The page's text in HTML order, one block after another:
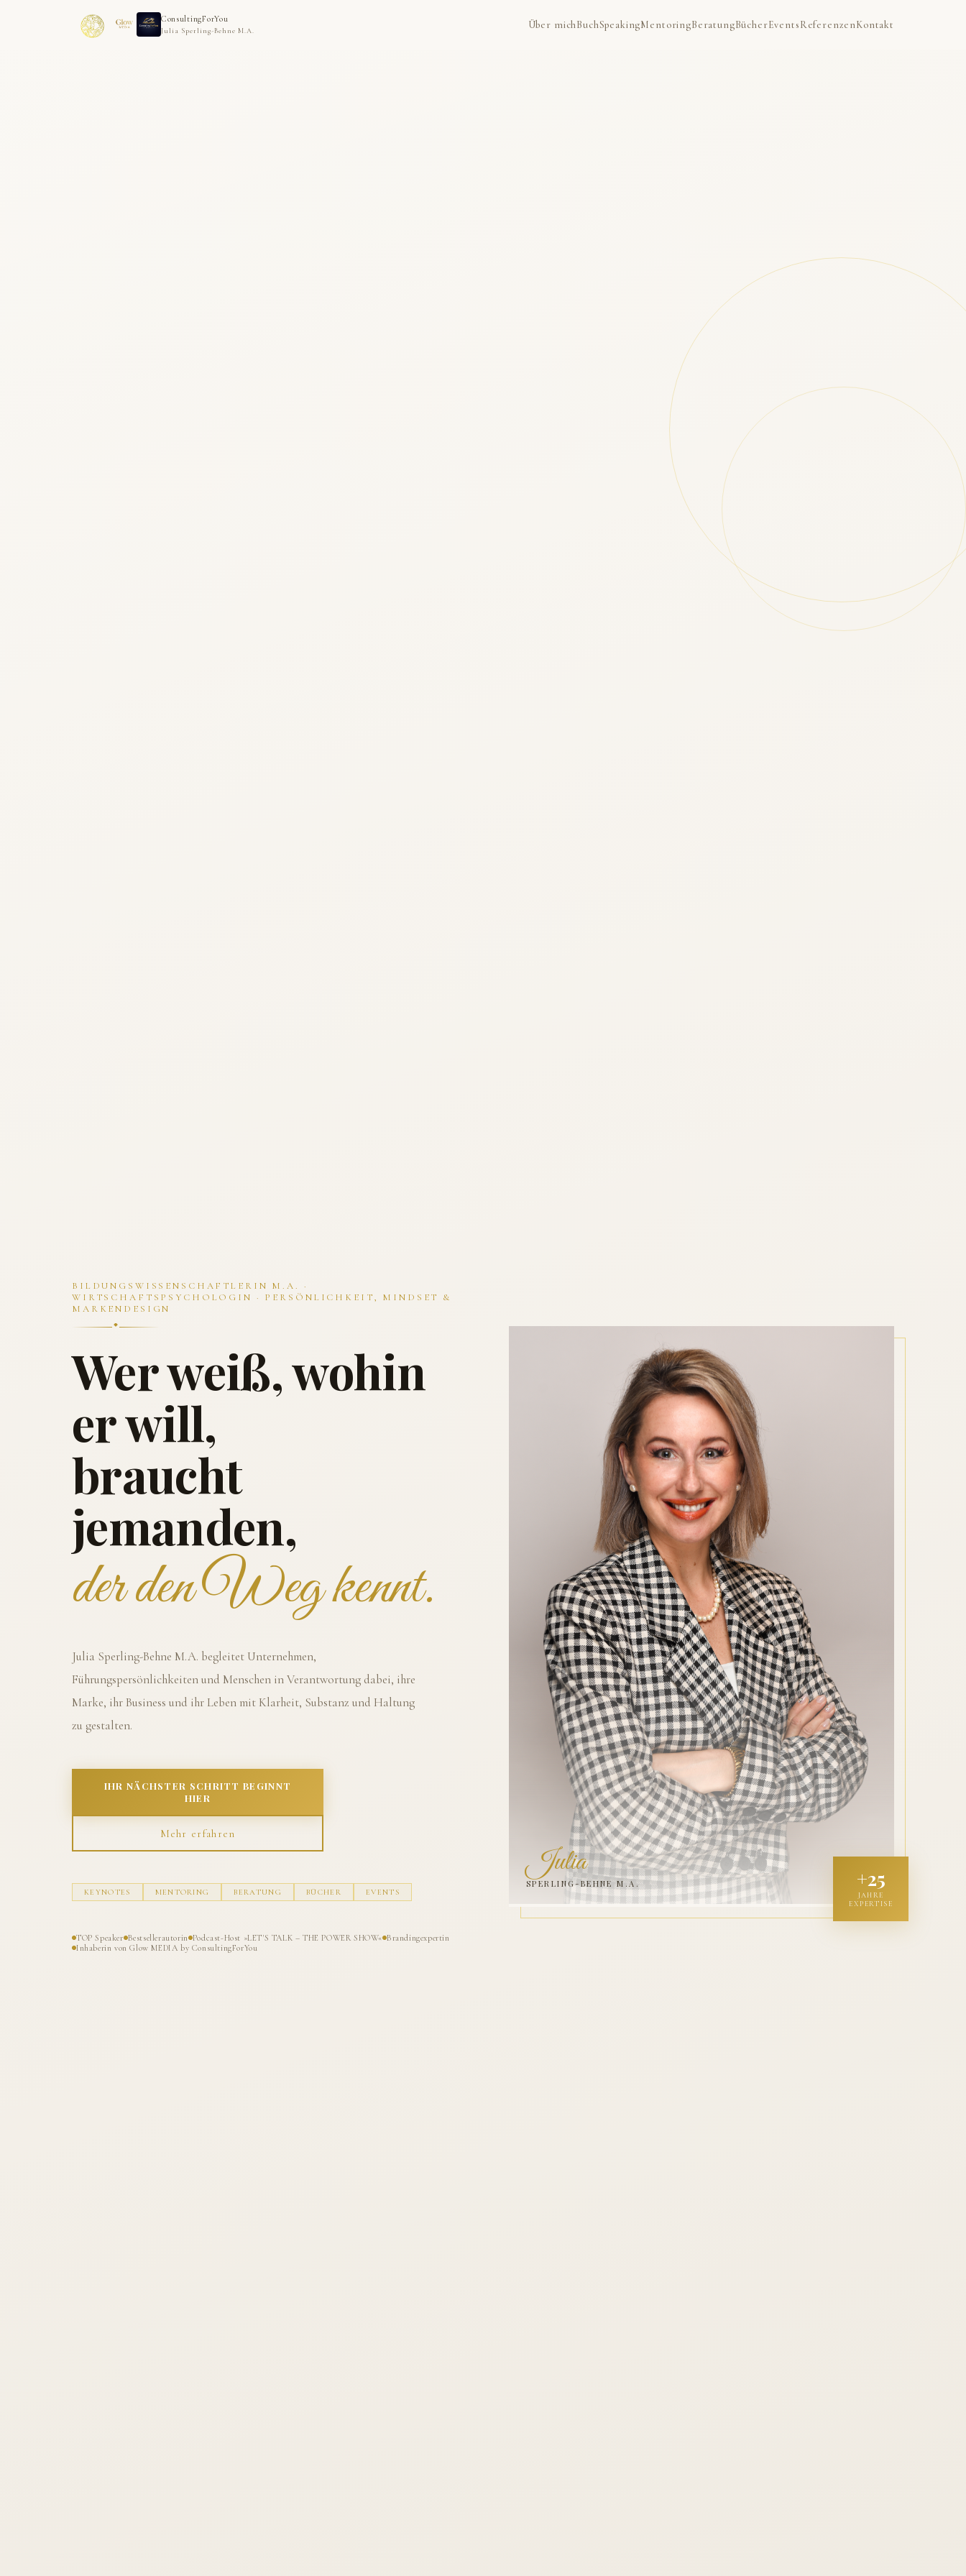
ConsultingForYou
Julia Sperling-Behne M.A.
Über michBuchSpeakingMentoringBeratungBücherEventsReferenzenKontakt
BILDUNGSWISSENSCHAFTLERIN M.A. ·
WIRTSCHAFTSPSYCHOLOGIN · PERSÖNLICHKEIT, MINDSET &
MARKENDESIGN
Wer weiß, wohin
er will,
braucht
jemanden,
der den Weg kennt.
Julia Sperling-Behne M.A. begleitet Unternehmen,
Führungspersönlichkeiten und Menschen in Verantwortung dabei, ihre
Marke, ihr Business und ihr Leben mit Klarheit, Substanz und Haltung
zu gestalten.
IHR NÄCHSTER SCHRITT BEGINNT
HIER
Mehr erfahren
KEYNOTES MENTORING BERATUNG BÜCHER EVENTS
TOP Speaker Bestsellerautorin Podcast-Host »LET'S TALK – THE POWER SHOW« Brandingexpertin
Inhaberin von Glow MEDIA by ConsultingForYou
Julia
SPERLING-BEHNE M.A. +25
JAHRE
EXPERTISE